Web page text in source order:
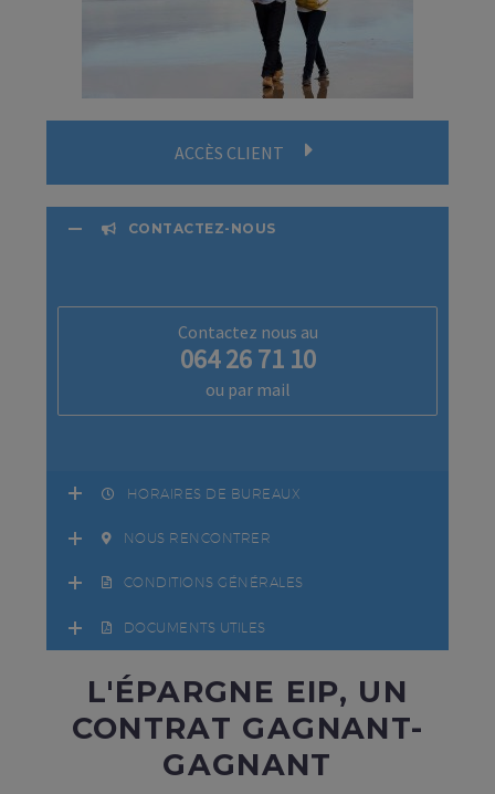
ACCÈS CLIENT
CONTACTEZ-NOUS
Contactez nous au
064 26 71 10
ou par mail
HORAIRES DE BUREAUX
NOUS RENCONTRER
CONDITIONS GÉNÉRALES
DOCUMENTS UTILES
L'ÉPARGNE EIP, UN
CONTRAT GAGNANT-
GAGNANT